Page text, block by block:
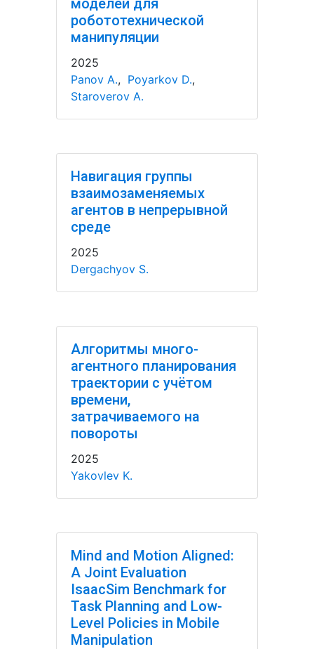
моделей для
робототехнической
манипуляции
2025
Panov A., Poyarkov D.,
Staroverov A.
Навигация группы
взаимозаменяемых
агентов в непрерывной
среде
2025
Dergachyov S.
Алгоритмы много-
агентного планирования
траектории с учётом
времени,
затрачиваемого на
повороты
2025
Yakovlev K.
Mind and Motion Aligned:
A Joint Evaluation
IsaacSim Benchmark for
Task Planning and Low-
Level Policies in Mobile
Manipulation